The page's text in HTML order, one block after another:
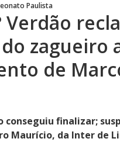
Paulista
Verdão
zagueiro
de
conseguiu finalizar;
Maurício, da Inter de